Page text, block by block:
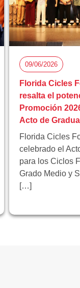
09/06/2026
Florida Cicles
resalta el
Promoción
Acto de
Florida Cicles
celebrado el
para los Ciclos
Grado Medio y
[…]